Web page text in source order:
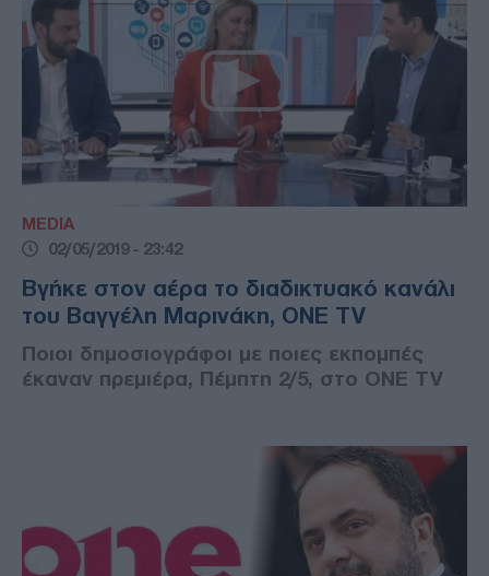
MEDIA
02/05/2019 - 23:42
Βγήκε στον αέρα το διαδικτυακό κανάλι
του Βαγγέλη Μαρινάκη, ONΕ TV
Ποιοι δημοσιογράφοι με ποιες εκπομπές
έκαναν πρεμιέρα, Πέμπτη 2/5, στο ONΕ TV